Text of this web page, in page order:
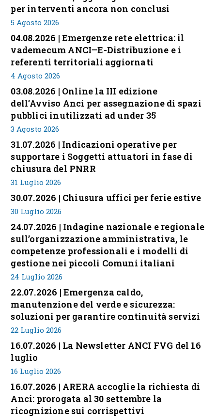
per interventi ancora non conclusi
5 Agosto 2026
04.08.2026 | Emergenze rete elettrica: il
vademecum ANCI–E-Distribuzione e i
referenti territoriali aggiornati
4 Agosto 2026
03.08.2026 | Online la III edizione
dell’Avviso Anci per assegnazione di spazi
pubblici inutilizzati ad under 35
3 Agosto 2026
31.07.2026 | Indicazioni operative per
supportare i Soggetti attuatori in fase di
chiusura del PNRR
31 Luglio 2026
30.07.2026 | Chiusura uffici per ferie estive
30 Luglio 2026
24.07.2026 | Indagine nazionale e regionale
sull’organizzazione amministrativa, le
competenze professionali e i modelli di
gestione nei piccoli Comuni italiani
24 Luglio 2026
22.07.2026 | Emergenza caldo,
manutenzione del verde e sicurezza:
soluzioni per garantire continuità servizi
22 Luglio 2026
16.07.2026 | La Newsletter ANCI FVG del 16
luglio
16 Luglio 2026
16.07.2026 | ARERA accoglie la richiesta di
Anci: prorogata al 30 settembre la
ricognizione sui corrispettivi